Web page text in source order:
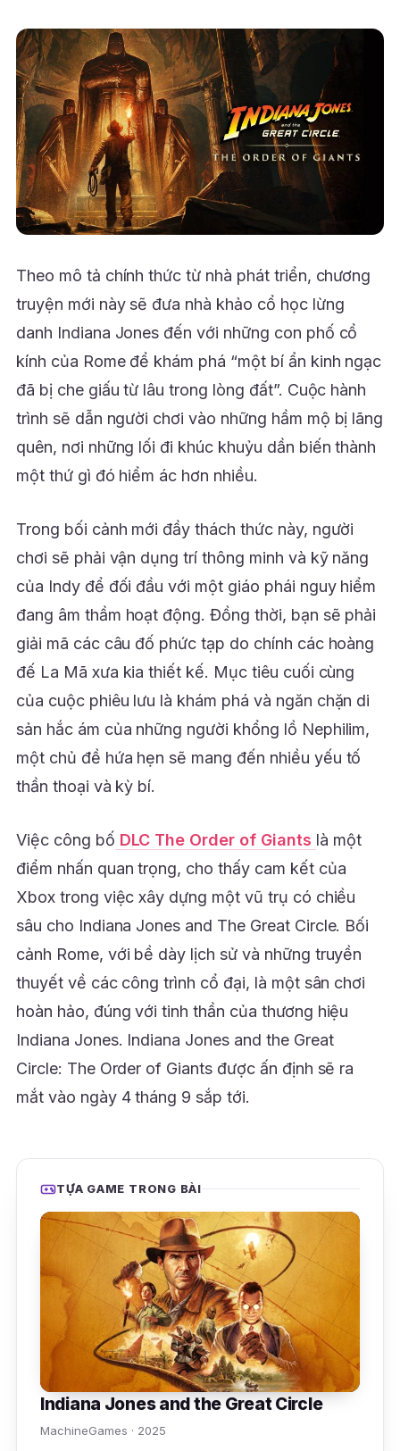
Theo mô tả chính thức từ nhà phát triển, chương
truyện mới này sẽ đưa nhà khảo cổ học lừng
danh Indiana Jones đến với những con phố cổ
kính của Rome để khám phá “một bí ẩn kinh ngạc
đã bị che giấu từ lâu trong lòng đất”. Cuộc hành
trình sẽ dẫn người chơi vào những hầm mộ bị lãng
quên, nơi những lối đi khúc khuỷu dần biến thành
một thứ gì đó hiểm ác hơn nhiều.
Trong bối cảnh mới đầy thách thức này, người
chơi sẽ phải vận dụng trí thông minh và kỹ năng
của Indy để đối đầu với một giáo phái nguy hiểm
đang âm thầm hoạt động. Đồng thời, bạn sẽ phải
giải mã các câu đố phức tạp do chính các hoàng
đế La Mã xưa kia thiết kế. Mục tiêu cuối cùng
của cuộc phiêu lưu là khám phá và ngăn chặn di
sản hắc ám của những người khổng lồ Nephilim,
một chủ đề hứa hẹn sẽ mang đến nhiều yếu tố
thần thoại và kỳ bí.
Việc công bố DLC The Order of Giants là một
điểm nhấn quan trọng, cho thấy cam kết của
Xbox trong việc xây dựng một vũ trụ có chiều
sâu cho Indiana Jones and The Great Circle. Bối
cảnh Rome, với bề dày lịch sử và những truyền
thuyết về các công trình cổ đại, là một sân chơi
hoàn hảo, đúng với tinh thần của thương hiệu
Indiana Jones. Indiana Jones and the Great
Circle: The Order of Giants được ấn định sẽ ra
mắt vào ngày 4 tháng 9 sắp tới.
TỰA GAME TRONG BÀI
Indiana Jones and the Great Circle
MachineGames · 2025